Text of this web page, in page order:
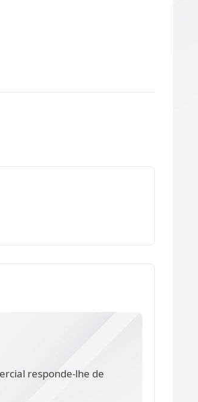
responde-lhe de